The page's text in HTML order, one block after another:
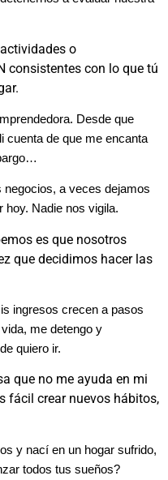
o
consistentes con lo que tú
Desde que
cuenta de que me encanta
negocios, a veces dejamos
hoy. Nadie nos vigila.
es que nosotros
que decidimos hacer las
ingresos crecen a pasos
me detengo y
quiero ir.
que no me ayuda en mi
fácil crear nuevos hábitos,
y nací en un hogar sufrido,
todos tus sueños?